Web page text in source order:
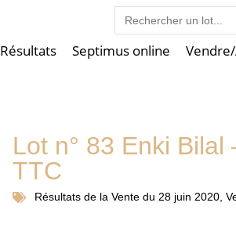
Search
for:
Résultats Septimus online
Lot n° 83 Enki Bilal
TTC
Résultats de la Vente du 28 juin 2020,